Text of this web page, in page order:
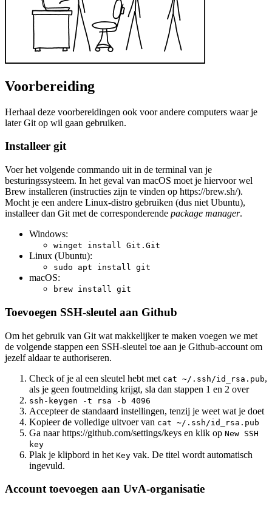
Voorbereiding
Herhaal deze voorbereidingen ook voor andere computers waar je
later Git op wil gaan gebruiken.
Installeer git
Voer het volgende commando uit in de terminal van je
besturingssysteem. In het geval van macOS moet je hiervoor wel
Brew installeren (instructies zijn te vinden op https://brew.sh/).
Mocht je een andere Linux-distro gebruiken (dus niet Ubuntu),
installeer dan Git met de corresponderende package manager.
Windows:
winget install Git.Git
Linux (Ubuntu):
sudo apt install git
macOS:
brew install git
Toevoegen SSH-sleutel aan Github
Om het gebruik van Git wat makkelijker te maken voegen we met
de volgende stappen een SSH-sleutel toe aan je Github-account om
jezelf aldaar te authoriseren.
Check of je al een sleutel hebt met cat ~/.ssh/id_rsa.pub,
als je geen foutmelding krijgt, sla dan stappen 1 en 2 over
ssh-keygen -t rsa -b 4096
Accepteer de standaard instellingen, tenzij je weet wat je doet
Kopieer de volledige uitvoer van cat ~/.ssh/id_rsa.pub
Ga naar https://github.com/settings/keys en klik op New SSH
key
Plak je klipbord in het Key vak. De titel wordt automatisch
ingevuld.
Account toevoegen aan UvA-organisatie